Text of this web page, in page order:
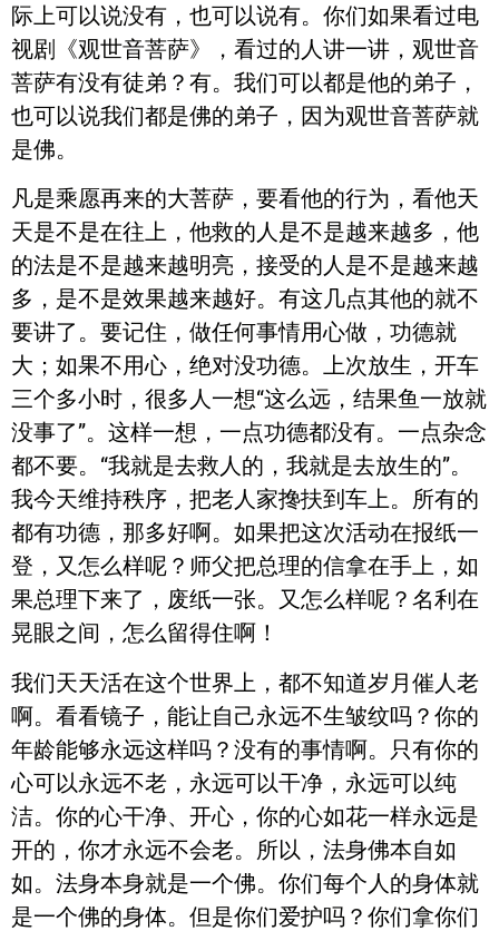
际上可以说没有，也可以说有。你们如果看过电
视剧《观世音菩萨》，看过的人讲一讲，观世音
菩萨有没有徒弟？有。我们可以都是他的弟子，
也可以说我们都是佛的弟子，因为观世音菩萨就
是佛。
凡是乘愿再来的大菩萨，要看他的行为，看他天
天是不是在往上，他救的人是不是越来越多，他
的法是不是越来越明亮，接受的人是不是越来越
多，是不是效果越来越好。有这几点其他的就不
要讲了。要记住，做任何事情用心做，功德就
大；如果不用心，绝对没功德。上次放生，开车
三个多小时，很多人一想“这么远，结果鱼一放就
没事了”。这样一想，一点功德都没有。一点杂念
都不要。“我就是去救人的，我就是去放生的”。
我今天维持秩序，把老人家搀扶到车上。所有的
都有功德，那多好啊。如果把这次活动在报纸一
登，又怎么样呢？师父把总理的信拿在手上，如
果总理下来了，废纸一张。又怎么样呢？名利在
晃眼之间，怎么留得住啊！
我们天天活在这个世界上，都不知道岁月催人老
啊。看看镜子，能让自己永远不生皱纹吗？你的
年龄能够永远这样吗？没有的事情啊。只有你的
心可以永远不老，永远可以干净，永远可以纯
洁。你的心干净、开心，你的心如花一样永远是
开的，你才永远不会老。所以，法身佛本自如
如。法身本身就是一个佛。你们每个人的身体就
是一个佛的身体。但是你们爱护吗？你们拿你们